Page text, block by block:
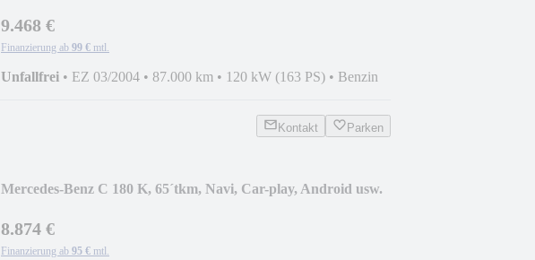
9.468 €
Finanzierung ab 99 € mtl.
Unfallfrei • EZ 03/2004 • 87.000 km • 120 kW (163 PS) • Benzin
Kontakt Parken
Mercedes-Benz C 180 K, 65´tkm, Navi, Car-play, Android usw.
8.874 €
Finanzierung ab 95 € mtl.